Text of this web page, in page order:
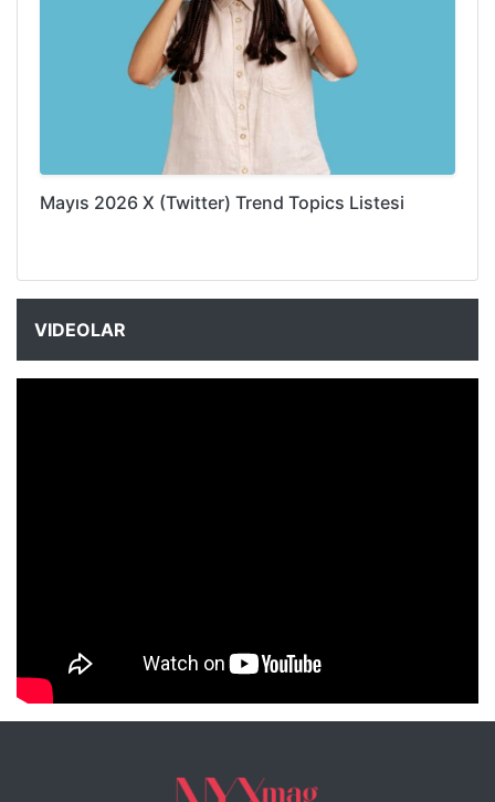
Mayıs 2026 X (Twitter) Trend Topics Listesi
VIDEOLAR
NYXmag 2. Yaş Kutlama Etkinliği